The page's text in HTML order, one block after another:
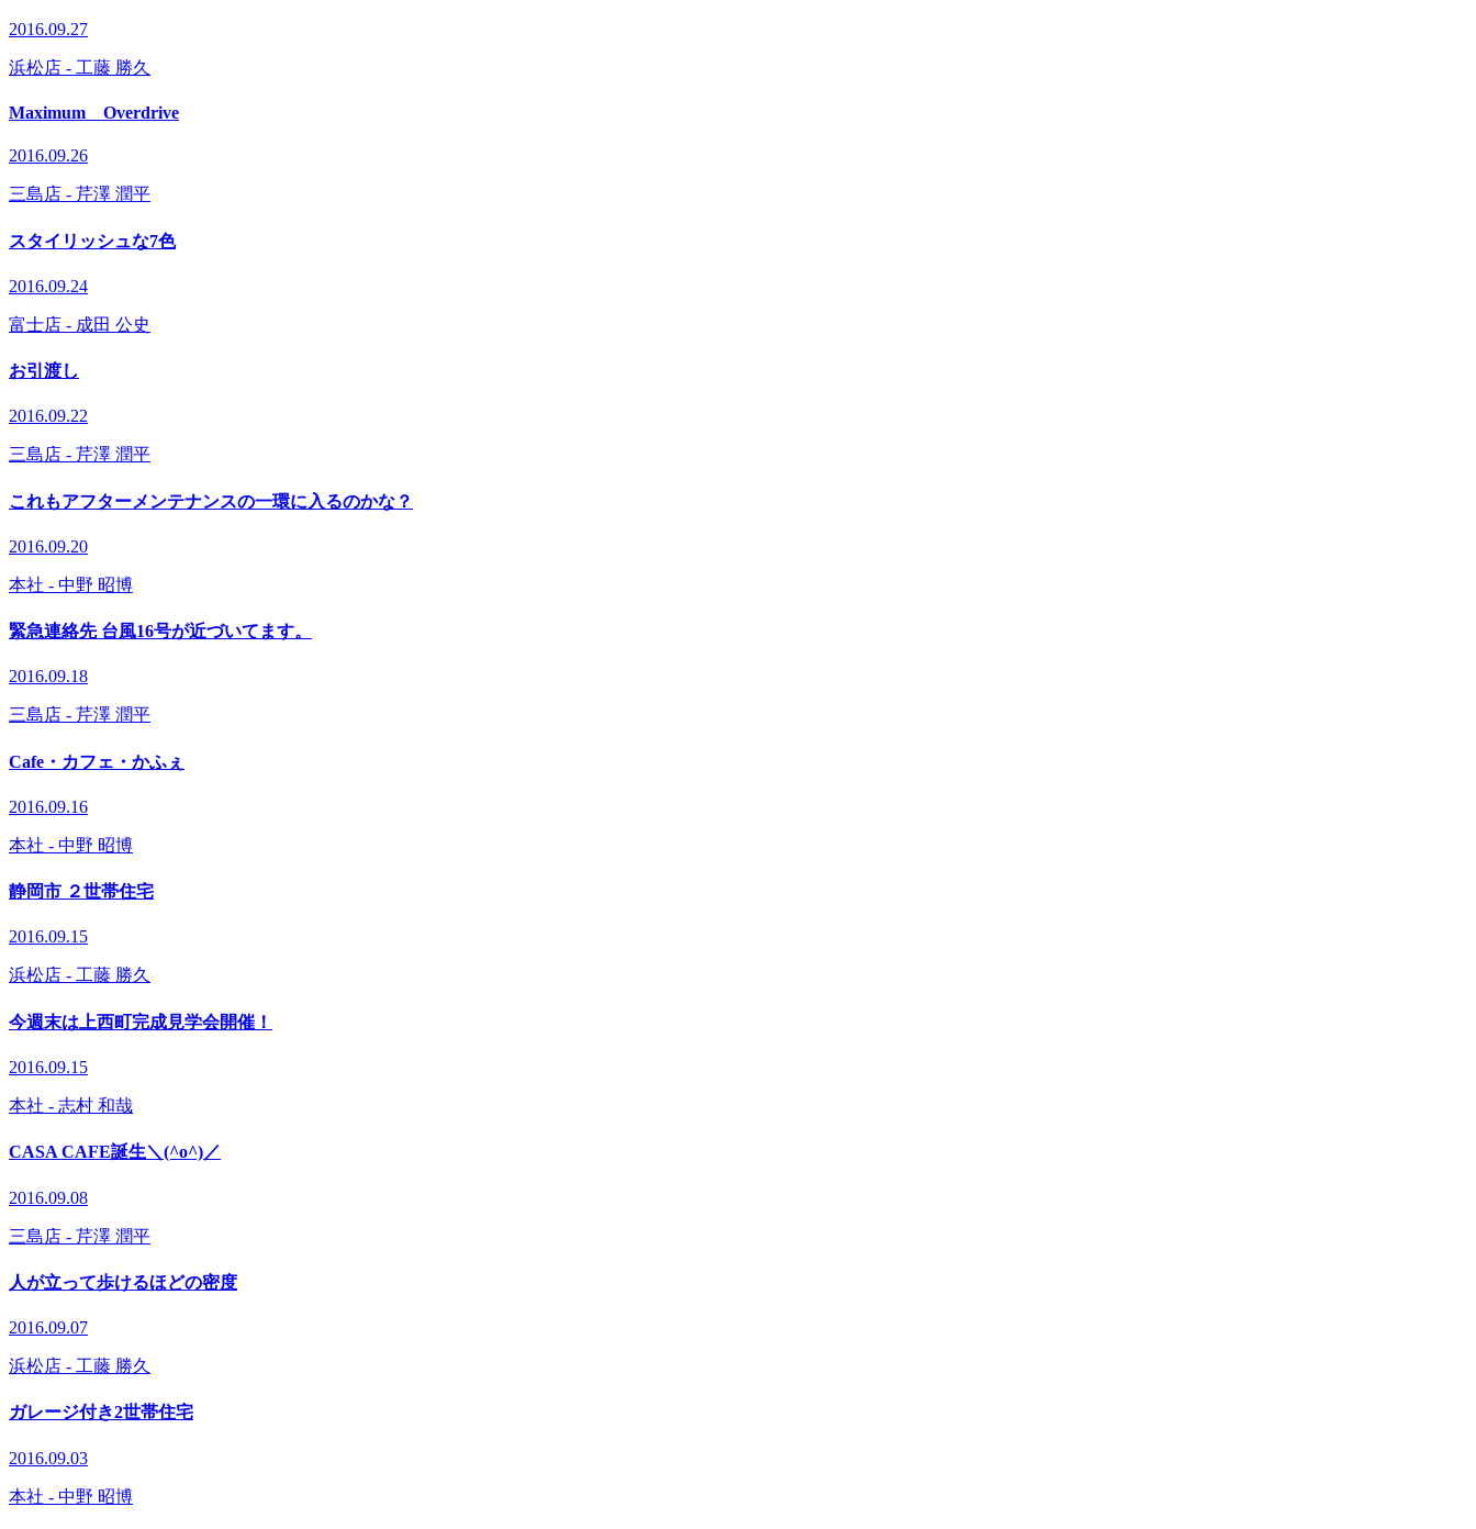
2016.09.27
浜松店 - 工藤 勝久
Maximum Overdrive
2016.09.26
三島店 - 芹澤 潤平
スタイリッシュな7色
2016.09.24
富士店 - 成田 公史
お引渡し
2016.09.22
三島店 - 芹澤 潤平
これもアフターメンテナンスの一環に入るのかな？
2016.09.20
本社 - 中野 昭博
緊急連絡先 台風16号が近づいてます。
2016.09.18
三島店 - 芹澤 潤平
Cafe・カフェ・かふぇ
2016.09.16
本社 - 中野 昭博
静岡市 ２世帯住宅
2016.09.15
浜松店 - 工藤 勝久
今週末は上西町完成見学会開催！
2016.09.15
本社 - 志村 和哉
CASA CAFE誕生＼(^o^)／
2016.09.08
三島店 - 芹澤 潤平
人が立って歩けるほどの密度
2016.09.07
浜松店 - 工藤 勝久
ガレージ付き2世帯住宅
2016.09.03
本社 - 中野 昭博